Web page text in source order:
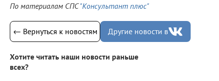
По материалам СПС"Консультант плюс"
← Вернуться к новостям Другие новости в
Хотите читать наши новости раньше
всех?